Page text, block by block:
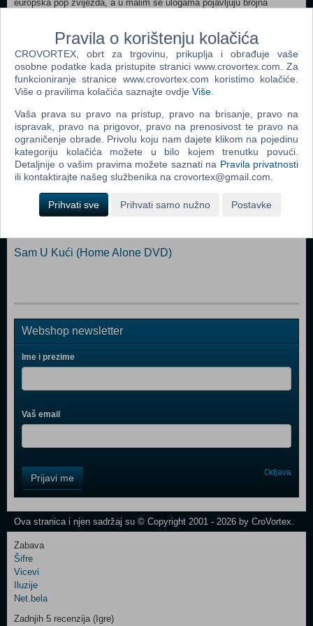
europska pop zvijezda, a u malim se ulogama pojavljuju brojna
poznate novozelandske akcijske serije "Ksena: princeza ratnica" Lucy
Lawless. Gl. uloge: Scott Mechlowicz, Jacob Pitts, Kristin Kreuk,
Cathy Meils, Nial Iskhakov Redatelj: Jeff Schaffer
Popularno
Sam U Kući 3 (Home Alone 3 DVD)
Sam U Kući 2 (Home Alone 2 DVD)
Porno Film (DVD)
Sam U Kući 4 (Home Alone 4 DVD)
Policijska Akademija Kolekcija 7 Filmova (Police
Sam U Kući (Home Alone DVD)
Webshop newsletter
Ime i prezime
Vaš email
Field
One
Newsletter
Control
Field
Two
Newsletter
Prijavi me Odjava
Ova stranica i njen sadržaj su © Copyright 2001 - 2026 by CroVortex.
Zabava
Šifre
Vicevi
Iluzije
Net.bela
Zadnjih 5 recenzija (Igre)
Pravila o korištenju kolačića
CROVORTEX, obrt za trgovinu, prikuplja i obrađuje vaše
osobne podatke kada pristupite stranici www.crovortex.com. Za
funkcioniranje stranice www.crovortex.com koristimo kolačiće.
Više o pravilima kolačića saznajte ovdje Više
Vaša prava su pravo na pristup, pravo na brisanje, pravo na
ispravak, pravo na prigovor, pravo na prenosivost te pravo na
ograničenje obrade. Privolu koju nam dajete klikom na pojedinu
kategoriju kolačića možete u bilo kojem trenutku povući.
Detaljnije o vašim pravima možete saznati na Pravila privatnosti
ili kontaktirajte našeg službenika na crovortex@gmail.com.
Prihvati sve Prihvati samo nužno Postavke